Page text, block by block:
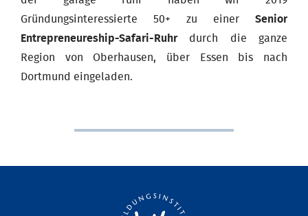
Gründungsinteressierte 50+ zu einer Senior
Entrepreneureship-Safari-Ruhrdurch die ganze
Region von Oberhausen, über Essen bis nach
Dortmund eingeladen.